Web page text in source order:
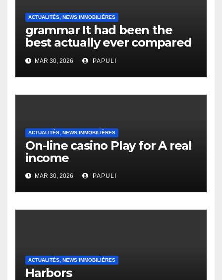
ACTUALITÉS, NEWS IMMOBILIÈRES
grammar It had been the
best actually ever compared
to it’s the top actually?
English Vocabulary Learners
Heap Change
MAR 30, 2026 PAPULI
ACTUALITÉS, NEWS IMMOBILIÈRES
On-line casino Play for A real
income
MAR 30, 2026 PAPULI
ACTUALITÉS, NEWS IMMOBILIÈRES
Harbors